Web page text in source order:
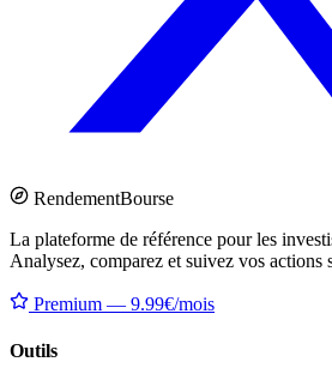
RendementBourse
La plateforme de référence pour les
Analysez, comparez et suivez vos actions
Premium — 9.99€/mois
Outils